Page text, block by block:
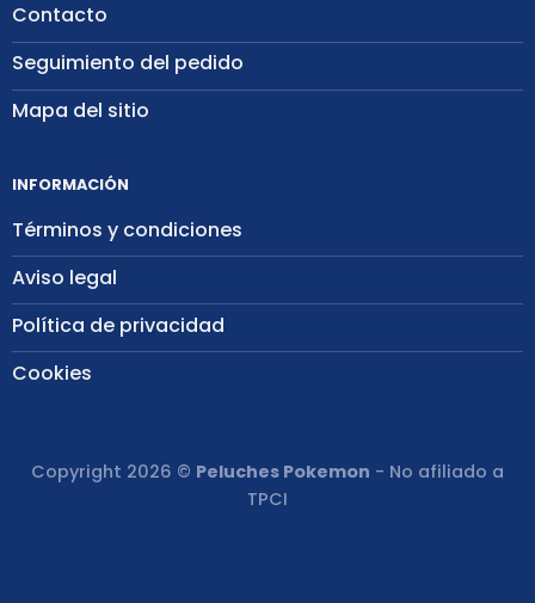
Contacto
Seguimiento del pedido
Mapa del sitio
INFORMACIÓN
Términos y condiciones
Aviso legal
Política de privacidad
Cookies
Copyright 2026 © Peluches Pokemon - No afiliado a
TPCI